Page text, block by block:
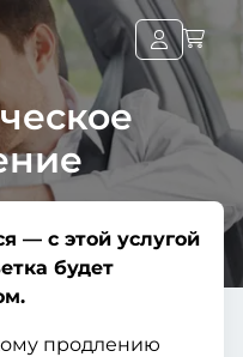
— с этой услугой
будет
продлению